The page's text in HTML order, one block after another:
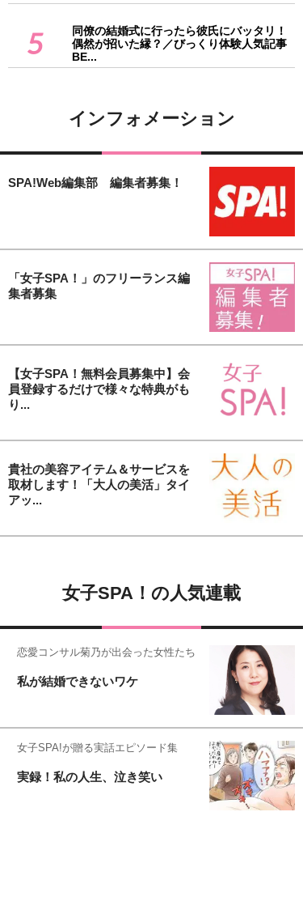
5
同僚の結婚式に行ったら彼氏にバッタリ！
偶然が招いた縁？／びっくり体験人気記事
BE...
インフォメーション
SPA!Web編集部 編集者募集！
「女子SPA！」のフリーランス編
集者募集
【女子SPA！無料会員募集中】会
員登録するだけで様々な特典がも
り...
貴社の美容アイテム＆サービスを
取材します！「大人の美活」タイ
アッ...
女子SPA！の人気連載
恋愛コンサル菊乃が出会った女性たち
私が結婚できないワケ
女子SPA!が贈る実話エピソード集
実録！私の人生、泣き笑い